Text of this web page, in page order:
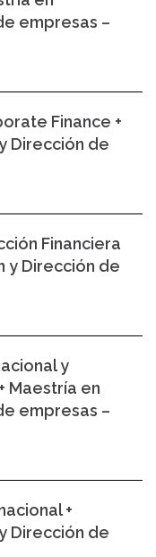
empresas –
Finance +
Dirección de
Financiera
y Dirección de
y
Maestría en
empresas –
+
Dirección de